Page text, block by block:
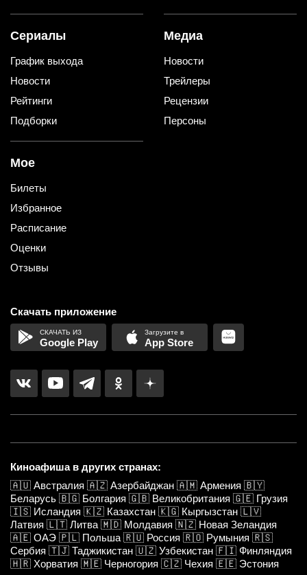
Сериалы
График выхода
Новости
Рейтинги
Подборки
Медиа
Новости
Трейлеры
Рецензии
Персоны
Мое
Билеты
Избранное
Расписание
Оценки
Отзывы
Скачать приложение
Google Play App Store
Киноафиша в других странах:
🇦🇺 Австралия 🇦🇿 Азербайджан 🇦🇲 Армения 🇧🇾
Беларусь 🇧🇬 Болгария 🇬🇧 Великобритания 🇬🇪 Грузия
🇮🇸 Исландия 🇰🇿 Казахстан 🇰🇬 Кыргызстан 🇱🇻
Латвия 🇱🇹 Литва 🇲🇩 Молдавия 🇳🇿 Новая Зеландия
🇦🇪 ОАЭ 🇵🇱 Польша 🇷🇺 Россия 🇷🇴 Румыния 🇷🇸
Сербия 🇹🇯 Таджикистан 🇺🇿 Узбекистан 🇫🇮 Финляндия
🇭🇷 Хорватия 🇲🇪 Черногория 🇨🇿 Чехия 🇪🇪 Эстония